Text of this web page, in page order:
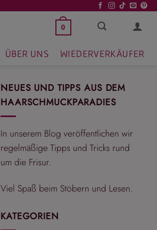
0
ÜBER UNS WIEDERVERKÄUFER
NEUES UND TIPPS AUS DEM
HAARSCHMUCKPARADIES
In unserem Blog veröffentlichen wir
regelmäßige Tipps und Tricks rund
um die Frisur.
Viel Spaß beim Stöbern und Lesen.
KATEGORIEN